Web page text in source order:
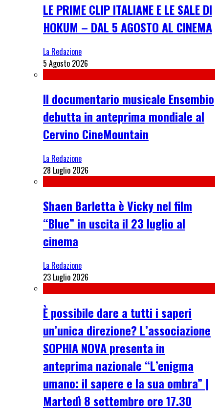
LE PRIME CLIP ITALIANE E LE SALE DI
HOKUM – DAL 5 AGOSTO AL CINEMA
La Redazione
5 Agosto 2026
Il documentario musicale Ensembio
debutta in anteprima mondiale al
Cervino CineMountain
La Redazione
28 Luglio 2026
Shaen Barletta è Vicky nel film
“Blue” in uscita il 23 luglio al
cinema
La Redazione
23 Luglio 2026
È possibile dare a tutti i saperi
un’unica direzione? L’associazione
SOPHIA NOVA presenta in
anteprima nazionale “L’enigma
umano: il sapere e la sua ombra” |
Martedì 8 settembre ore 17.30